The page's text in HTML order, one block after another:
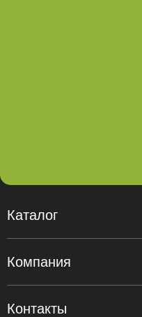
Контакты
Каталог
Компания